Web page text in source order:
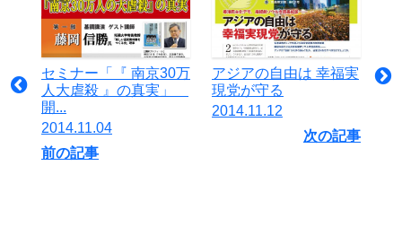
セミナー「『 南京30万
人大虐殺 』の真実」
開...
2014.11.04
前の記事
アジアの自由は 幸福実
現党が守る
2014.11.12
次の記事